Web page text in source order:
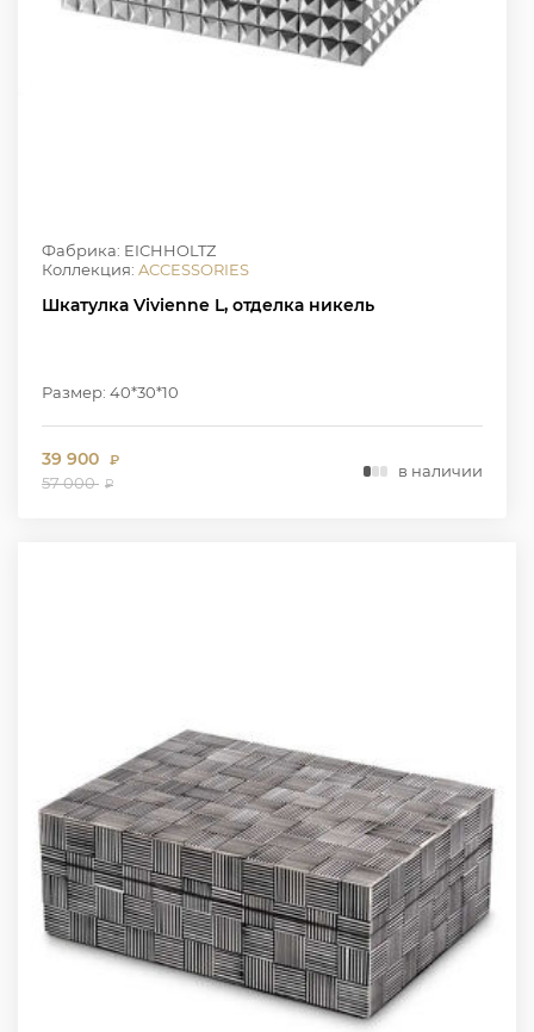
Фабрика: EICHHOLTZ
Коллекция: ACCESSORIES
Шкатулка Vivienne L, отделка никель
Размер: 40*30*10
39 900 ₽
57 000 ₽
в наличии